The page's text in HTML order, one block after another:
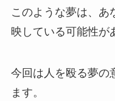
このような夢は、あ
映している可能性が
今回は人を殴る夢の
ます。